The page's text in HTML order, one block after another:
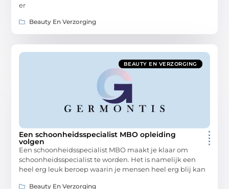
er
Beauty En Verzorging
BEAUTY EN VERZORGING
Een schoonheidsspecialist MBO opleiding
volgen
Een schoonheidsspecialist MBO maakt je klaar om
schoonheidsspecialist te worden. Het is namelijk een
heel erg leuk beroep waarin je mensen heel erg blij kan
Beauty En Verzorging